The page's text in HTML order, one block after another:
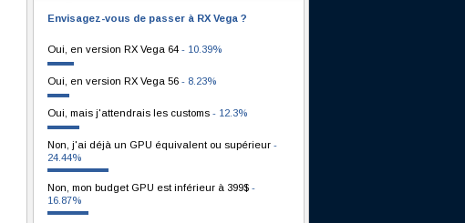
Envisagez-vous de passer à RX Vega ?
Oui, en version RX Vega 64 - 10.39%
Oui, en version RX Vega 56 - 8.23%
Oui, mais j'attendrais les customs - 12.3%
Non, j'ai déjà un GPU équivalent ou supérieur -
24.44%
Non, mon budget GPU est inférieur à 399$ -
16.87%